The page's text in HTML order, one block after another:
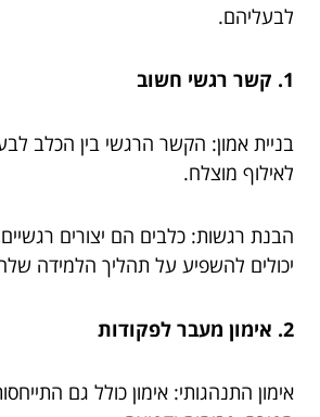
לבעליהם.
1. קשר רגשי חשוב
בניית אמון: הקשר הרגשי בין הכלב
לאילוף מוצלח.
הבנת רגשות: כלבים הם יצורים
יכולים להשפיע על תהליך הלמידה
2. אימון מעבר לפקודות
אימון התנהגותי: אימון כולל גם